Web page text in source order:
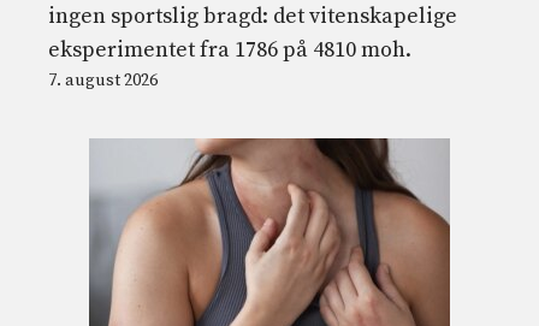
ingen sportslig bragd: det vitenskapelige
eksperimentet fra 1786 på 4810 moh.
7. august 2026